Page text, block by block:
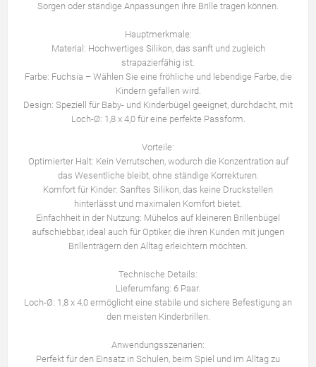
Sorgen oder ständige Anpassungen ihre Brille tragen können.
Hauptmerkmale:
Material: Hochwertiges Silikon, das sanft und zugleich
strapazierfähig ist.
Farbe: Fuchsia – Wählen Sie eine fröhliche und lebendige Farbe, die
Kindern gefallen wird.
Design: Speziell für Baby- und Kinderbügel geeignet, durchdacht, mit
Loch-Ø: 1,8 x 4,0 für eine perfekte Passform.
Vorteile:
Optimierter Halt: Kein Verrutschen, wodurch die Konzentration auf
das Wesentliche bleibt, ohne ständige Korrekturen.
Komfort für Kinder: Sanftes Silikon, das keine Druckstellen
hinterlässt und maximalen Komfort bietet.
Einfachheit in der Nutzung: Mühelos auf kleineren Brillenbügel
aufschiebbar, ideal auch für Optiker, die ihren Kunden mit jungen
Brillenträgern den Alltag erleichtern möchten.
Technische Details:
Lieferumfang: 6 Paar.
Loch-Ø: 1,8 x 4,0 ermöglicht eine stabile und sichere Befestigung an
den meisten Kinderbrillen.
Anwendungsszenarien:
Perfekt für den Einsatz in Schulen, beim Spiel und im Alltag zu